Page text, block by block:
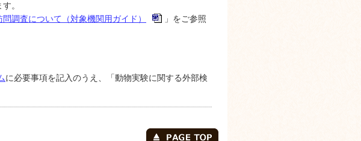
。
問調査について（対象機関用ガイド）
」をご参照
に必要事項を記入のうえ、「動物実験に関する外部検